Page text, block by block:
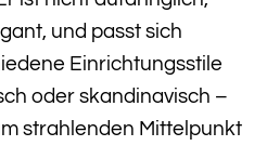
und passt sich
Einrichtungsstile
oder skandinavisch –
strahlenden Mittelpunkt